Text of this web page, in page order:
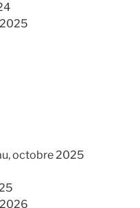
octobre 2025
2026